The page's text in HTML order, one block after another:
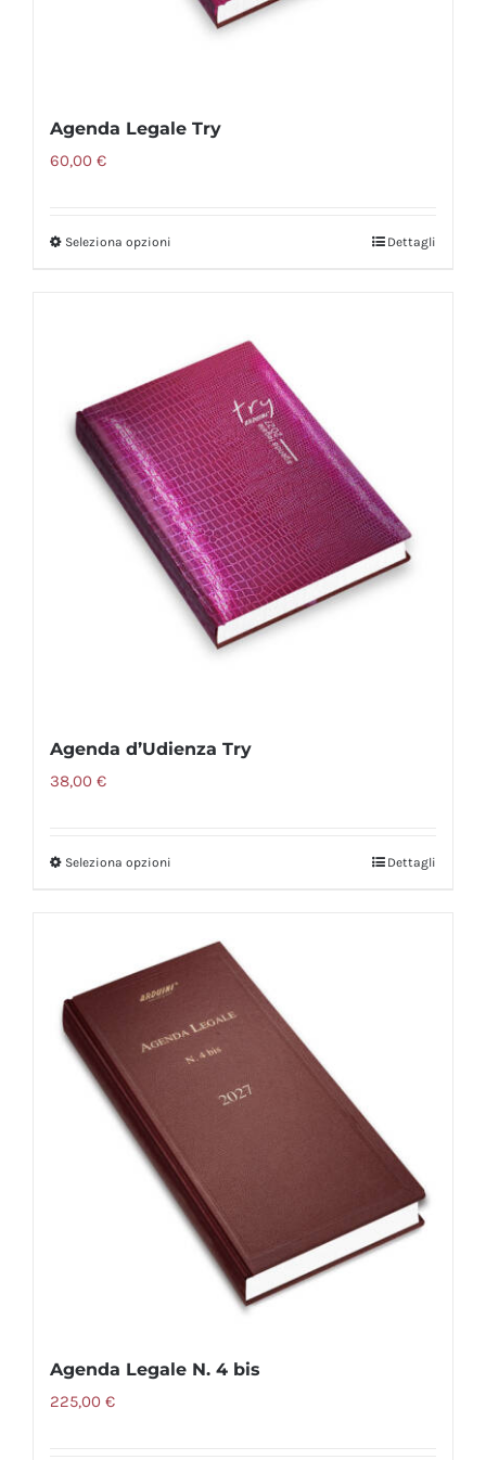
prodotto
Agenda Legale Try
60,00 €
Seleziona opzioni
varianti.
Le
opzioni
possono
essere
scelte
nella
pagina
del
prodotto
Dettagli
Agenda d’Udienza Try
38,00 €
Seleziona opzioni
più
varianti.
opzioni
scelte
nella
pagina
del
prodotto
Dettagli
Agenda Legale N. 4 bis
225,00 €